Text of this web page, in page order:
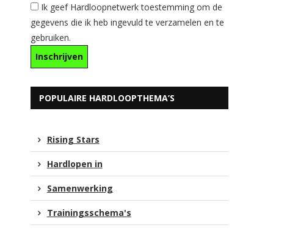
Ik geef Hardloopnetwerk toestemming om de
gegevens die ik heb ingevuld te verzamelen en te
gebruiken.
POPULAIRE HARDLOOPTHEMA’S
Rising Stars
Hardlopen in
Samenwerking
Trainingsschema's